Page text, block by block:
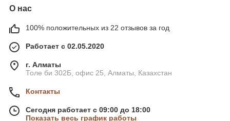
О нас
100% положительных из 22 отзывов за год
Работает с 02.05.2020
г. Алматы
Толе би 302Б, офис 25, Алматы, Казахстан
Контакты
Сегодня работает с 09:00 до 18:00
Показать весь график работы